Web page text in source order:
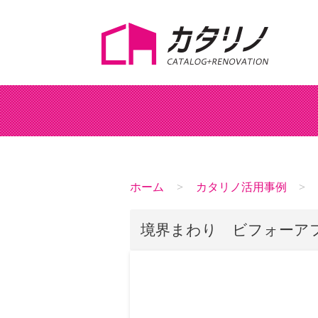
ホーム カタリノ活用事例
境界まわり ビフォーア